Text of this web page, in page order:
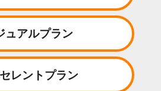
ュアルプラン
レントプラン